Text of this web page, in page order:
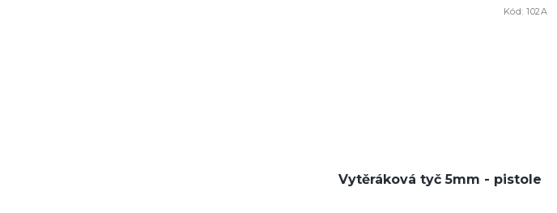
Vytěráková tyč 5mm - pistole
Kód:102A